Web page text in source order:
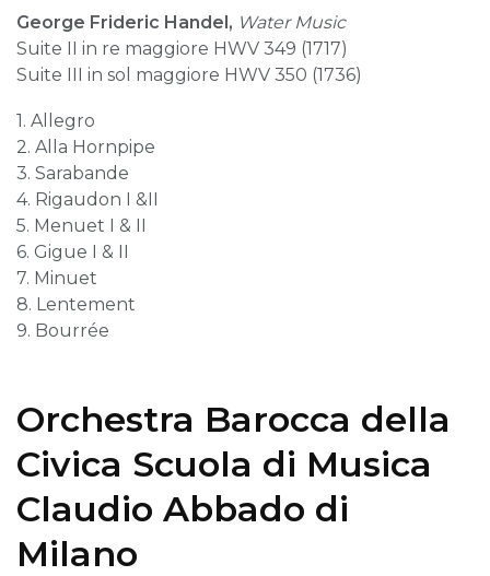
George Frideric Handel, Water Music
Suite II in re maggiore HWV 349 (1717)
Suite III in sol maggiore HWV 350 (1736)
1. Allegro
2. Alla Hornpipe
3. Sarabande
4. Rigaudon I &II
5. Menuet I & II
6. Gigue I & II
7. Minuet
8. Lentement
9. Bourrée
Orchestra Barocca della
Civica Scuola di Musica
Claudio Abbado di
Milano